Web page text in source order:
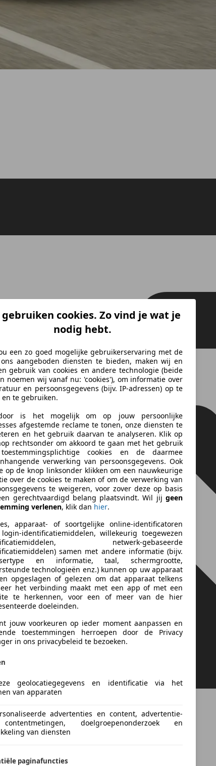
cookies. Zo vind je wat je
nodig hebt.
een zo goed mogelijke gebruikerservaring met de
aangeboden diensten te bieden, maken wij en
gebruik van cookies en andere technologie (beide
noemen wij vanaf nu: 'cookies'), om informatie over
en persoonsgegevens (bijv. IP-adressen) op te
en te gebruiken.
is het mogelijk om op jouw persoonlijke
afgestemde reclame te tonen, onze diensten te
en het gebruik daarvan te analyseren. Klik op
rechtsonder om akkoord te gaan met het gebruik
cookies en de daarmee
verwerking van persoonsgegevens. Ook
op de knop linksonder klikken om een nauwkeurige
over de cookies te maken of om de verwerking van
te weigeren, voor zover deze op basis
gerechtvaardigd belang plaatsvindt. Wil jij geen
verlenen, klik dan hier.
apparaat- of soortgelijke online-identificatoren
identificatiemiddelen, willekeurig toegewezen
netwerk-gebaseerde
samen met andere informatie (bijv.
en informatie, taal, schermgrootte,
technologieën enz.) kunnen op uw apparaat
opgeslagen of gelezen om dat apparaat telkens
het verbinding maakt met een app of met een
te herkennen, voor een of meer van de hier
doeleinden.
jouw voorkeuren op ieder moment aanpassen en
toestemmingen herroepen door de Privacy
in ons privacybeleid te bezoeken.
geolocatiegegevens en identificatie via het
van apparaten
advertenties en content, advertentie-
doelgroepenonderzoek en
van diensten
paginafuncties